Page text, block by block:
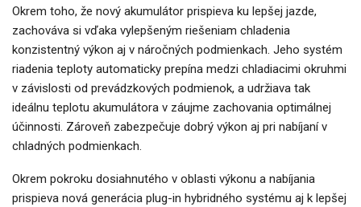
Okrem toho, že nový akumulátor prispieva ku lepšej jazde,
zachováva si vďaka vylepšeným riešeniam chladenia
konzistentný výkon aj v náročných podmienkach. Jeho systém
riadenia teploty automaticky prepína medzi chladiacimi okruhmi
v závislosti od prevádzkových podmienok, a udržiava tak
ideálnu teplotu akumulátora v záujme zachovania optimálnej
účinnosti. Zároveň zabezpečuje dobrý výkon aj pri nabíjaní v
chladných podmienkach.
Okrem pokroku dosiahnutého v oblasti výkonu a nabíjania
prispieva nová generácia plug-in hybridného systému aj k lepšej